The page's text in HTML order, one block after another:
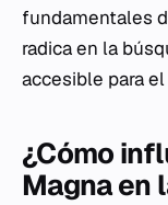
fundamentales
radica en la
accesible para
¿Cómo
Magna en